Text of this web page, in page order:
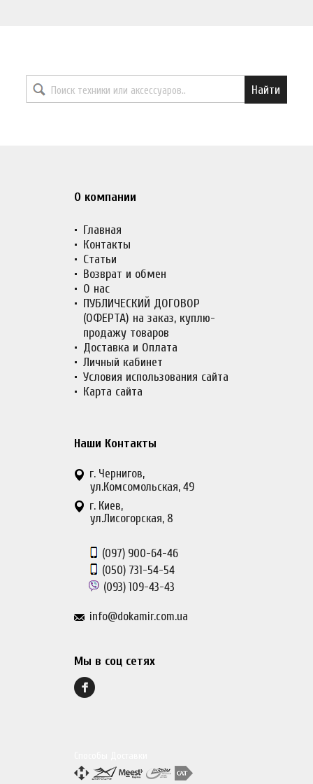
Найти
О компании
Главная
Контакты
Статьи
Возврат и обмен
О нас
ПУБЛИЧЕСКИЙ ДОГОВОР
(ОФЕРТА) на заказ, куплю-
продажу товаров
Доставка и Оплата
Личный кабинет
Условия использования сайта
Карта сайта
Наши Контакты
г. Чернигов,
ул.Комсомольская, 49
г. Киев,
ул.Лисогорская, 8
(097) 900-64-46
(050) 731-54-54
(093) 109-43-43
info@dokamir.com.ua
Мы в соц сетях